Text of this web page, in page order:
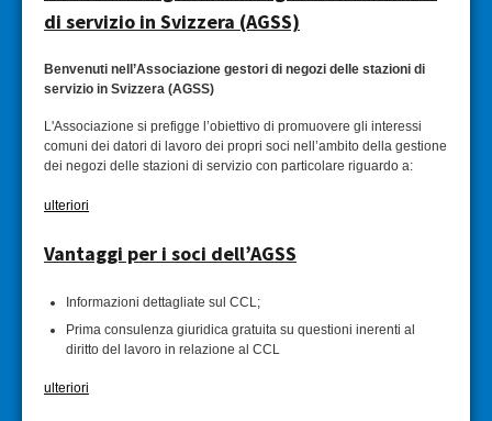
di servizio in Svizzera (AGSS)
Benvenuti nell’Asso­ciazione gestori di negozi delle stazioni di
servizio in Svizzera (AGSS)
L'Associazione si prefigge l’obiettivo di promuovere gli interessi
comuni dei datori di lavoro dei propri soci nell’ambito della gestione
dei negozi delle stazioni di servizio con particolare riguardo a:
ulteriori
Vantaggi per i soci dell’AGSS
Informazioni dettagliate sul CCL;
Prima consulenza giuridica gratuita su questioni inerenti al
diritto del lavoro in relazione al CCL
ulteriori